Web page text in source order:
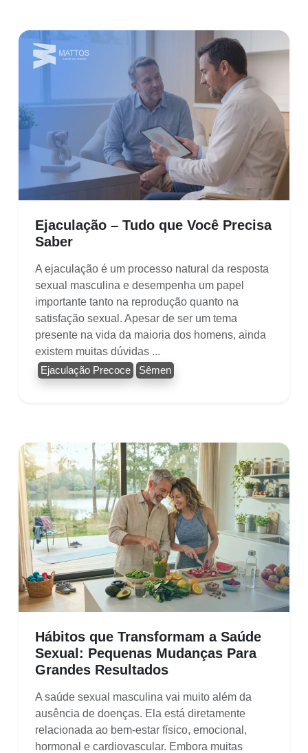
Ejaculação – Tudo que Você Precisa
Saber
A ejaculação é um processo natural da resposta
sexual masculina e desempenha um papel
importante tanto na reprodução quanto na
satisfação sexual. Apesar de ser um tema
presente na vida da maioria dos homens, ainda
existem muitas dúvidas ...
Ejaculação Precoce Sêmen
Hábitos que Transformam a Saúde
Sexual: Pequenas Mudanças Para
Grandes Resultados
A saúde sexual masculina vai muito além da
ausência de doenças. Ela está diretamente
relacionada ao bem-estar físico, emocional,
hormonal e cardiovascular. Embora muitas